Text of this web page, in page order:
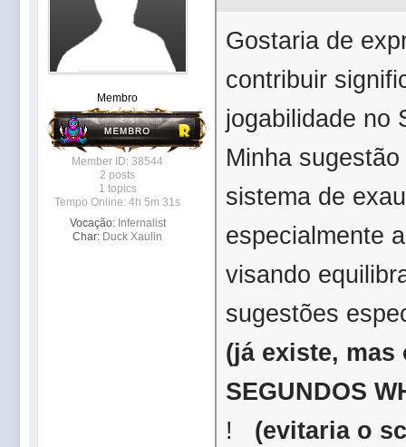
Membro
Member ID: 38544
2 posts
1 topics
Tempo Online: 4h 5m 31s
Vocação: Infernalist
Char: Duck Xaulin
Gostaria de
contribuir
jogabilidade no
Minha
sistema de
especialmente
visando
sugestões
(já existe, mas
SEGUNDOS
!
(evitaria o